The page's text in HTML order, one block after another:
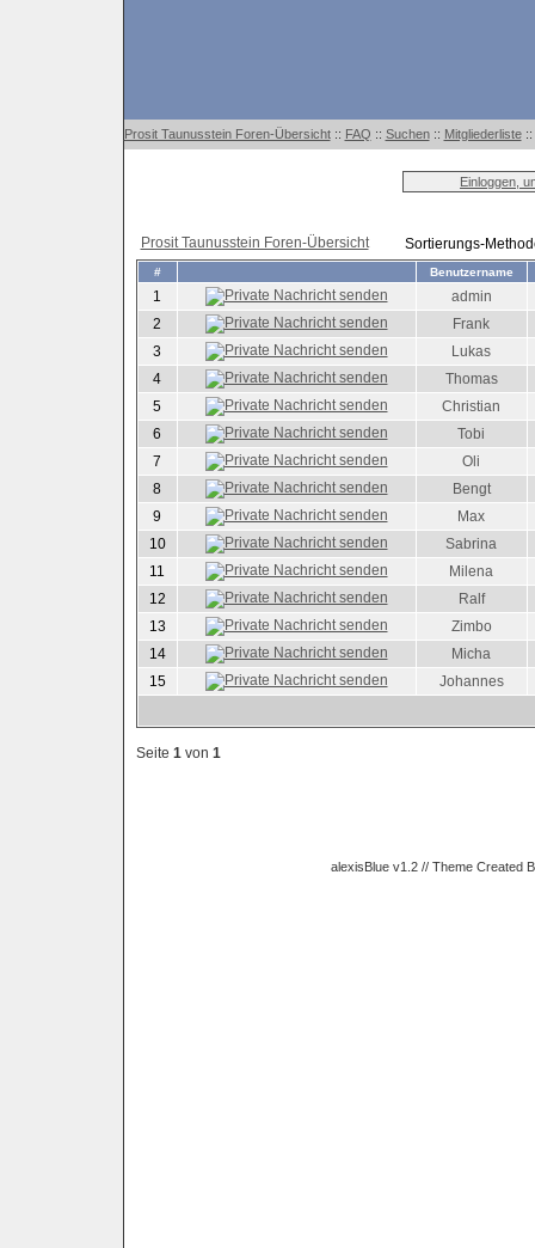
Prosit Taunusstein Foren-Übersicht:: FAQ :: Suchen:: Mitgliederliste::
Einloggen,
Prosit Taunusstein Foren-Übersicht Sortierungs-
# Benutzername
1
admin
2
Frank
3
Lukas
4
Thomas
5
Christian
6
Tobi
7
Oli
8
Bengt
9
Max
10
Sabrina
11
Milena
12
Ralf
13
Zimbo
14
Micha
15
Johannes
Seite 1von 1
alexisBlue v1.2 // Theme Created